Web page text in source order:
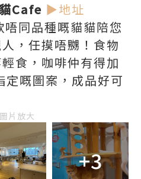
Cafe ▶地址
同品種嘅貓貓陪您
，任摸唔嬲！食物
食，咖啡仲有得加
嘅圖案，成品好可
片放大
+3